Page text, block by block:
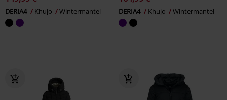
DERIA4 Khujo Wintermantel DERIA4 Khujo Wintermantel